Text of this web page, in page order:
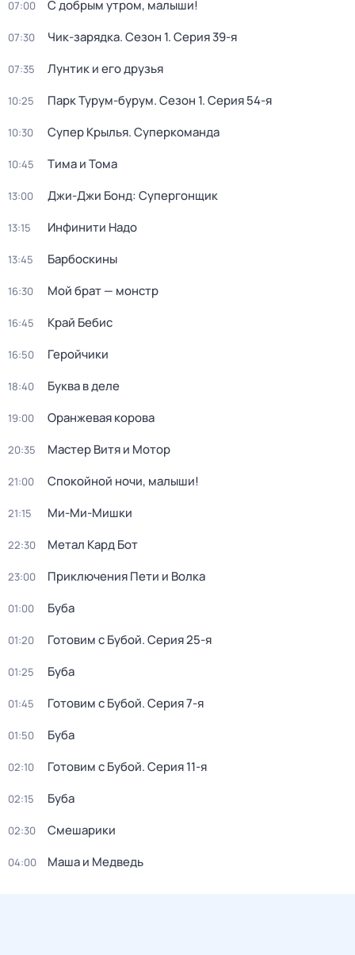
07:00 С добрым утром, малыши!
07:30 Чик-зарядка. Сезон 1. Серия 39-я
07:35 Лунтик и его друзья
10:25 Парк Турум-бурум. Сезон 1. Серия 54-я
10:30 Супер Крылья. Суперкоманда
10:45 Тима и Тома
13:00 Джи-Джи Бонд: Супергонщик
13:15 Инфинити Надо
13:45 Барбоскины
16:30 Мой брат — монстр
16:45 Край Бебис
16:50 Геройчики
18:40 Буква в деле
19:00 Оранжевая корова
20:35 Мастер Витя и Мотор
21:00 Спокойной ночи, малыши!
21:15 Ми-Ми-Мишки
22:30 Метал Кард Бот
23:00 Приключения Пети и Волка
01:00 Буба
01:20 Готовим с Бубой. Серия 25-я
01:25 Буба
01:45 Готовим с Бубой. Серия 7-я
01:50 Буба
02:10 Готовим с Бубой. Серия 11-я
02:15 Буба
02:30 Смешарики
04:00 Маша и Медведь